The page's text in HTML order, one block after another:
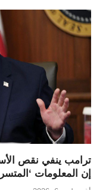
ترامب ينفي نقص
إن المعلومات